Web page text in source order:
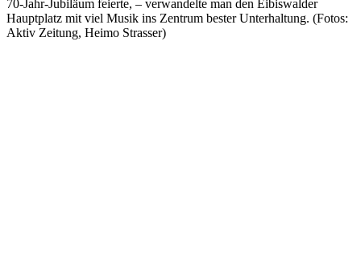
70-Jahr-Jubiläum feierte, – verwandelte man den Eibiswalder
Hauptplatz mit viel Musik ins Zentrum bester Unterhaltung. (Fotos:
Aktiv Zeitung, Heimo Strasser)